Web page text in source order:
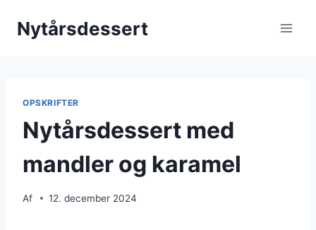
Nytårsdessert
OPSKRIFTER
Nytårsdessert med
mandler og karamel
Af 12. december 2024